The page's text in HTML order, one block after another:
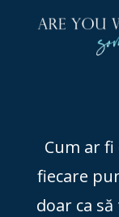
Cum ar fi
fiecare
doar ca